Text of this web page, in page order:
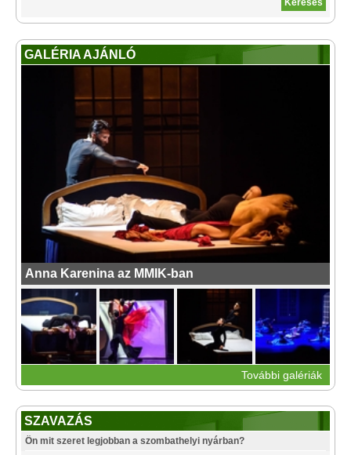
GALÉRIA AJÁNLÓ
Anna Karenina az MMIK-ban
További galériák
SZAVAZÁS
Ön mit szeret legjobban a szombathelyi nyárban?